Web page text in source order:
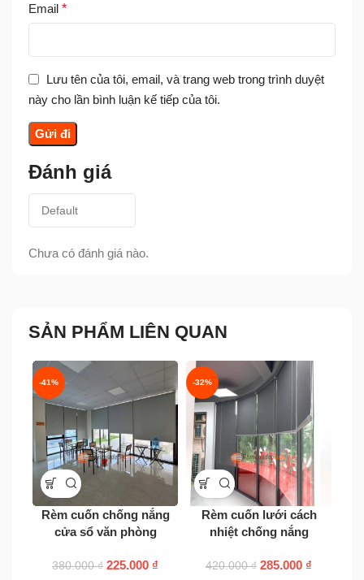
Đánh giá
Chưa có đánh giá nào.
Email *
Lưu tên của tôi, email, và trang web trong trình duyệt
này cho lần bình luận kế tiếp của tôi.
SẢN PHẨM LIÊN QUAN
-41%
Rèm cuốn chống nắng
cửa sổ văn phòng
380.000₫ 225.000 ₫
-32%
Rèm cuốn lưới cách
nhiệt chống nắng
420.000₫ 285.000 ₫